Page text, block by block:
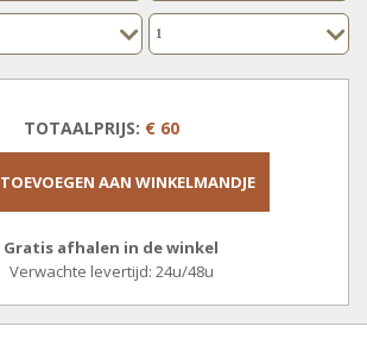
TOTAALPRIJS: € 60
TOEVOEGEN AAN WINKELMANDJE
Gratis afhalen in de winkel
Verwachte levertijd: 24u/48u